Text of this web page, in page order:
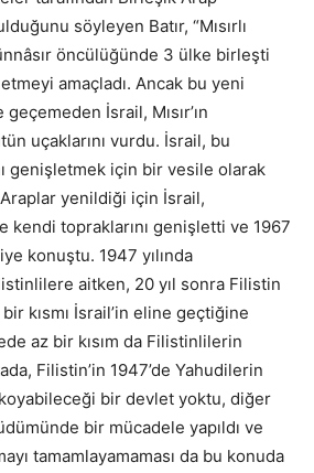
söyleyen Batır, “Mısırlı
öncülüğünde 3 ülke birleşti
amaçladı. Ancak bu yeni
İsrail, Mısır’ın
uçaklarını vurdu. İsrail, bu
genişletmek için bir vesile olarak
yenildiği için İsrail,
kendi topraklarını genişletti ve 1967
konuştu. 1947 yılında
aitken, 20 yıl sonra Filistin
kısmı İsrail’in eline geçtiğine
az bir kısım da Filistinlilerin
Filistin’in 1947’de Yahudilerin
bir devlet yoktu, diğer
bir mücadele yapıldı ve
tamamlayamaması da bu konuda